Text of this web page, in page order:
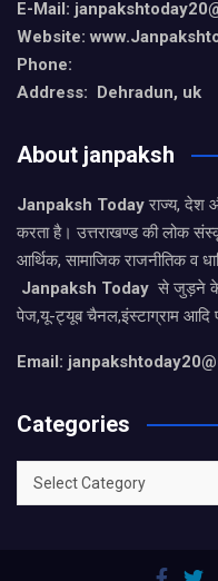
E-Mail:
Website:
Phone:
Address: Dehradun, uk
About janpaksh
Janpaksh Todayराज्य, देश
करता है। उत्तराखण्ड की लोक
आर्थिक, सामाजिक राजनीतिक व
Janpaksh Today से जुड़ने के
पेज,यू-ट्यूब चैनल,इंस्टाग्राम आदि
Email:
Categories
Categories